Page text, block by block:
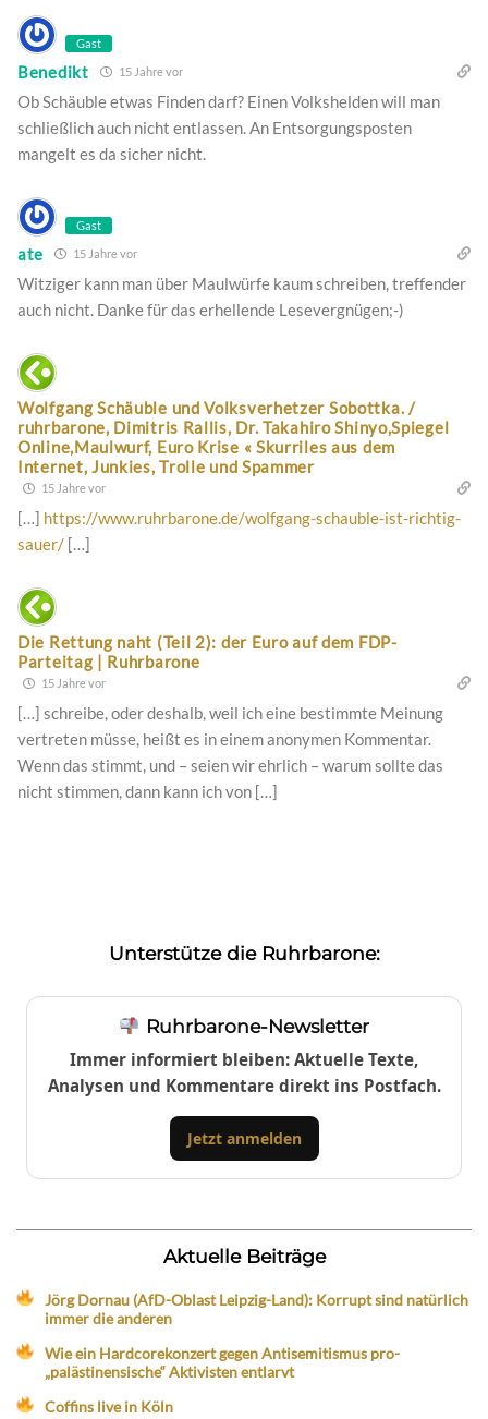
Gast
Benedikt 15 Jahre vor
Ob Schäuble etwas Finden darf? Einen Volkshelden will man
schließlich auch nicht entlassen. An Entsorgungsposten
mangelt es da sicher nicht.
Gast
ate 15 Jahre vor
Witziger kann man über Maulwürfe kaum schreiben, treffender
auch nicht. Danke für das erhellende Lesevergnügen;-)
Wolfgang Schäuble und Volksverhetzer Sobottka. /
ruhrbarone, Dimitris Rallis, Dr. Takahiro Shinyo,Spiegel
Online,Maulwurf, Euro Krise « Skurriles aus dem
Internet, Junkies, Trolle und Spammer
15 Jahre vor
[…] https://www.ruhrbarone.de/wolfgang-schauble-ist-richtig-
sauer/ […]
Die Rettung naht (Teil 2): der Euro auf dem FDP-
Parteitag | Ruhrbarone
15 Jahre vor
[…] schreibe, oder deshalb, weil ich eine bestimmte Meinung
vertreten müsse, heißt es in einem anonymen Kommentar.
Wenn das stimmt, und – seien wir ehrlich – warum sollte das
nicht stimmen, dann kann ich von […]
Unterstütze die Ruhrbarone:
Ruhrbarone-Newsletter
Immer informiert bleiben: Aktuelle Texte,
Analysen und Kommentare direkt ins Postfach.
Jetzt anmelden
Aktuelle Beiträge
Jörg Dornau (AfD-Oblast Leipzig-Land): Korrupt sind natürlich
immer die anderen
Wie ein Hardcorekonzert gegen Antisemitismus pro-
„palästinensische“ Aktivisten entlarvt
Coffins live in Köln